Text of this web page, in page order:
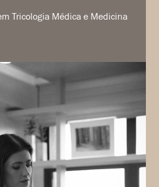
Tricologia Médica e Medicina